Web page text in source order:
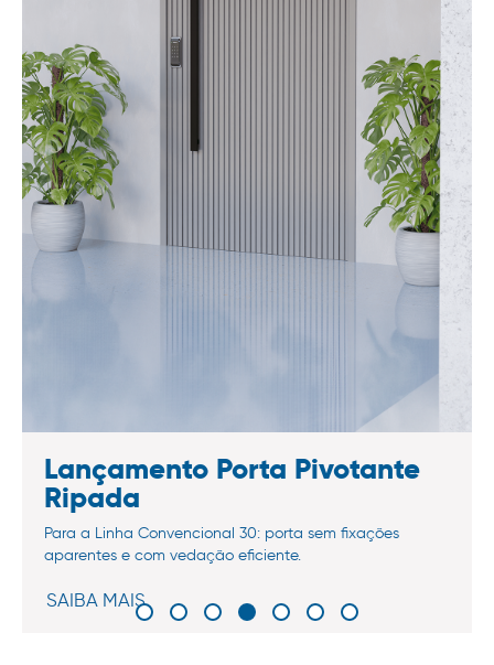
Lançamento Porta Pivotante
Ripada
Para a Linha Convencional 30: porta sem fixações
aparentes e com vedação eficiente.
SAIBA MAIS